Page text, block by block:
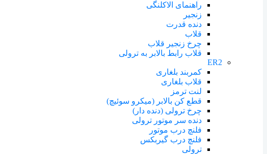
راهنمای الاکلنگی
زنجیر
دنده قدرت
قلاب
چرخ زنجیر قلاب
قلاب رابط بالابر به ترولی
ER2
کمربند بلغاری
قلاب بلغاری
لنت ترمز
قطع کن بالابر (میکرو سوئیچ)
چرخ ترولی (دنده دار)
دنده سر موتور ترولی
فلنچ درب موتور
فلنچ درب گیربکس
ترولی